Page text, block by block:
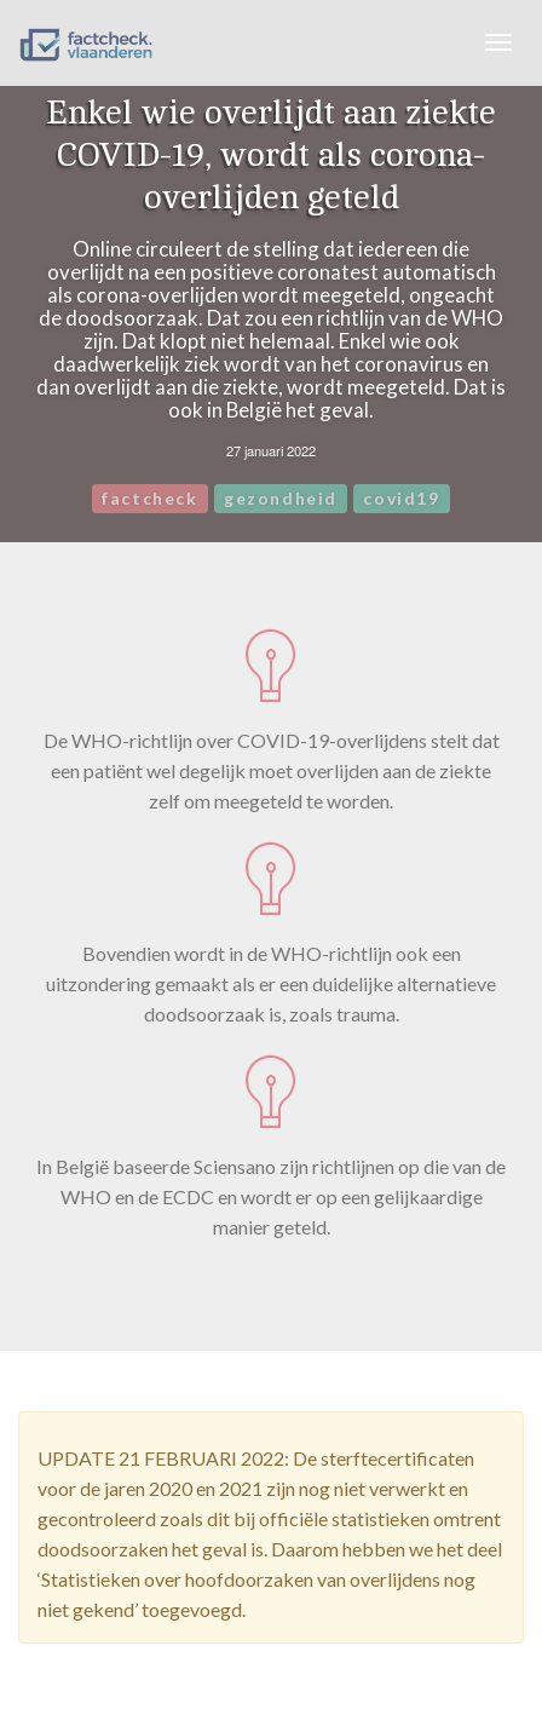
Enkel wie overlijdt aan ziekte
COVID-19, wordt als corona-
overlijden geteld
Online circuleert de stelling dat iedereen die
overlijdt na een positieve coronatest automatisch
als corona-overlijden wordt meegeteld, ongeacht
de doodsoorzaak. Dat zou een richtlijn van de WHO
zijn. Dat klopt niet helemaal. Enkel wie ook
daadwerkelijk ziek wordt van het coronavirus en
dan overlijdt aan die ziekte, wordt meegeteld. Dat is
ook in België het geval.
27 januari 2022
factcheck gezondheid covid19
De WHO-richtlijn over COVID-19-overlijdens stelt dat
een patiënt wel degelijk moet overlijden aan de ziekte
zelf om meegeteld te worden.
Bovendien wordt in de WHO-richtlijn ook een
uitzondering gemaakt als er een duidelijke alternatieve
doodsoorzaak is, zoals trauma.
In België baseerde Sciensano zijn richtlijnen op die van de
WHO en de ECDC en wordt er op een gelijkaardige
manier geteld.
UPDATE 21 FEBRUARI 2022: De sterftecertificaten
voor de jaren 2020 en 2021 zijn nog niet verwerkt en
gecontroleerd zoals dit bij officiële statistieken omtrent
doodsoorzaken het geval is. Daarom hebben we het deel
‘Statistieken over hoofdoorzaken van overlijdens nog
niet gekend’ toegevoegd.